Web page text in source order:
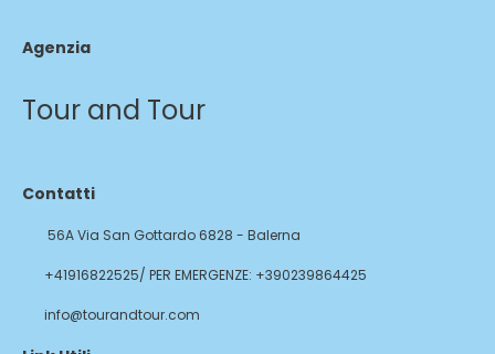
Agenzia
Tour and Tour
Contatti
56A Via San Gottardo 6828 - Balerna
+41916822525/ PER EMERGENZE: +390239864425
info@tourandtour.com